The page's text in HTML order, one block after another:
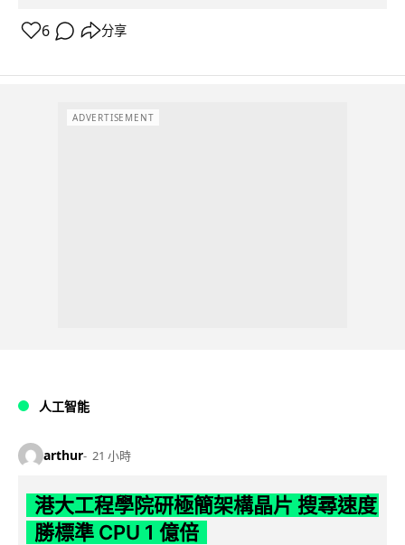
6 分享
ADVERTISEMENT
人工智能
arthur 21 小時
港大工程學院研極簡架構晶片 搜尋速度
勝標準 CPU 1 億倍